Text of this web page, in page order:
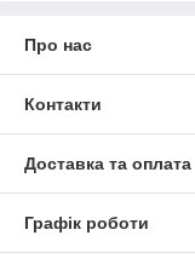
Про нас
Контакти
Доставка та оплата
Графік роботи